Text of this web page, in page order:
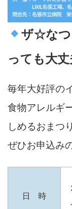
ザ☆なつ
っても大丈
毎年大好評の
食物アレルギ
しめるおまつ
ぜひお申込み
日 時